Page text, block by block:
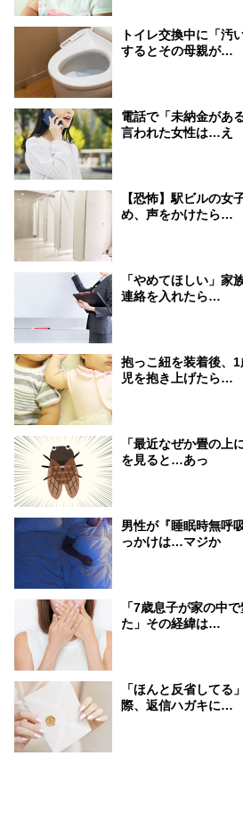
トイレ交換中に「汚
するとその母親が…
電話で「未納金があ
言われた女性は…え
【恐怖】駅ビルの女
め、声をかけたら…
「やめてほしい」家
連絡を入れたら…
抱っこ紐を装着後、
児を抱き上げたら…
「最近なぜか畳の上
を見ると…あっ
男性が『睡眠時無呼
っかけは…マジか
「7歳息子が家の中
た」その経緯は…
「ほんと反省してる
際、返信ハガキに…